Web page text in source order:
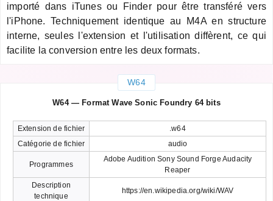
importé dans iTunes ou Finder pour être transféré vers
l'iPhone. Techniquement identique au M4A en structure
interne, seules l'extension et l'utilisation diffèrent, ce qui
facilite la conversion entre les deux formats.
W64
W64 — Format Wave Sonic Foundry 64 bits
Extension de fichier
.w64
Catégorie de fichier
audio
Programmes
Adobe Audition Sony Sound Forge Audacity
Reaper
Description
technique
https://en.wikipedia.org/wiki/WAV